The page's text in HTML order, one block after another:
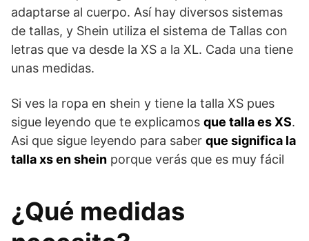
adaptarse al cuerpo. Así hay diversos sistemas
de tallas, y Shein utiliza el sistema de Tallas con
letras que va desde la XS a la XL. Cada una tiene
unas medidas.
Si ves la ropa en shein y tiene la talla XS pues
sigue leyendo que te explicamos que talla es XS.
Asi que sigue leyendo para saber que significa la
talla xs en shein porque verás que es muy fácil
¿Qué medidas